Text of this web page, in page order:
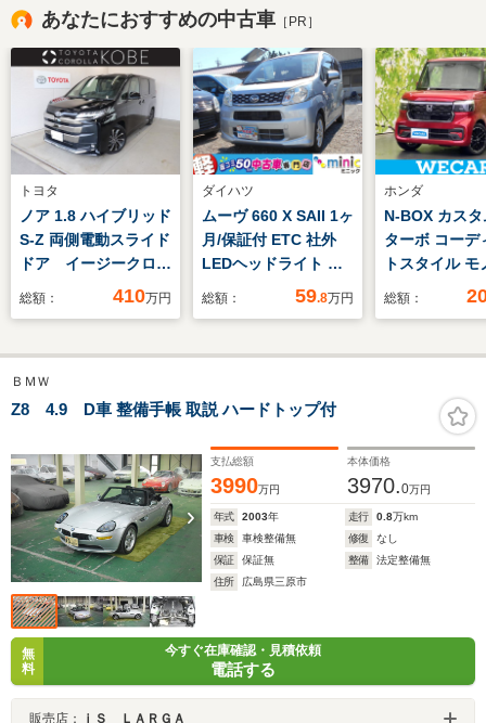
あなたにおすすめの中古車 ［PR］
トヨタ
ノア 1.8 ハイブリッド
S-Z 両側電動スライド
ドア イージークロー
ザー パワーバックド
ニター Bluetoothオ
ーディオ フルセグ
TV ビルトイン
ト LEDフォグライト
総額： 410万円
ダイハツ
ムーヴ 660 X SAII 1ヶ
月/保証付 ETC 社外
LEDヘッドライト ス
マートアシスト エコ
純正アルミ ベンチシ
総額： 59.8万円
ホンダ
N-BOX カス
ターボ コーデ
トスタイル モ
ン 社外 SDナ
ーター/車線逸
ブレコーダー
ッドランプ
LED/
続/ETC/EBD
総額：
ＢＭＷ
Z8 4.9 D車 整備手帳 取説 ハードトップ付
支払総額
3990万円
本体価格
3970.0万円
年式 2003年 走行 0.8万km
車検
車検整備無 修復
なし
保証
保証無 整備
法定整備無
住所
広島県三原市
無
料
今すぐ在庫確認・見積依頼
電話する
販売店： ｉＳ ＬＡＲＧＡ